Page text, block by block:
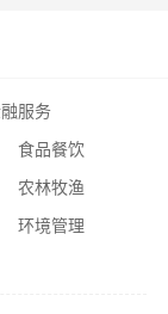
服务
食品餐饮
农林牧渔
环境管理